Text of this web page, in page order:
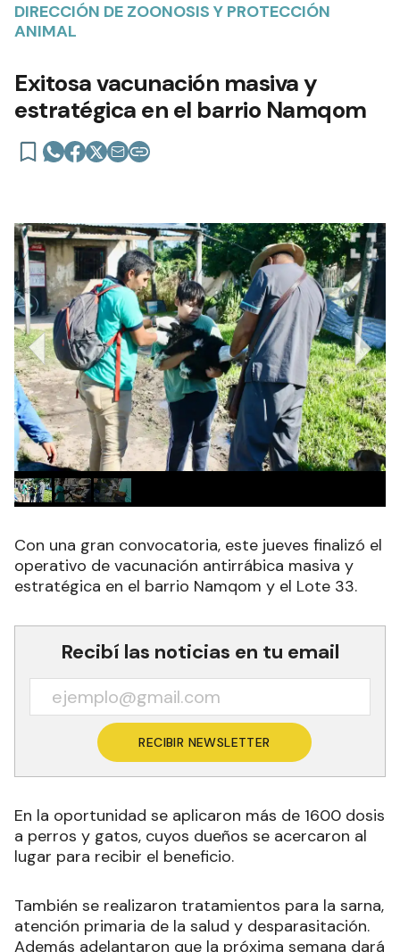
DIRECCIÓN DE ZOONOSIS Y PROTECCIÓN
ANIMAL
Exitosa vacunación masiva y
estratégica en el barrio Namqom
Con una gran convocatoria, este jueves finalizó el
operativo de vacunación antirrábica masiva y
estratégica en el barrio Namqom y el Lote 33.
Recibí las noticias en tu email
RECIBIR NEWSLETTER
En la oportunidad se aplicaron más de 1600 dosis
a perros y gatos, cuyos dueños se acercaron al
lugar para recibir el beneficio.
También se realizaron tratamientos para la sarna,
atención primaria de la salud y desparasitación.
Además adelantaron que la próxima semana dará